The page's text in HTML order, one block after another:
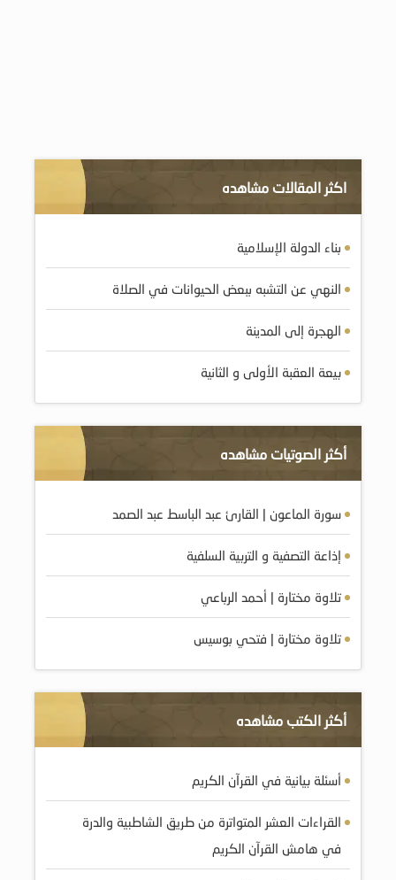
اكثر المقالات مشاهده
بناء الدولة الإسلامية
النهي عن التشبه ببعض الحيوانات في الصلاة
الهجرة إلى المدينة
بيعة العقبة الأولى و الثانية
أكثر الصوتيات مشاهده
سورة الماعون | القارئ عبد الباسط عبد الصمد
إذاعة التصفية و التربية السلفية
تلاوة مختارة | أحمد الرباعي
تلاوة مختارة | فتحي بوسيس
أكثر الكتب مشاهده
أسئلة بيانية في القرآن الكريم
القراءات العشر المتواترة من طريق الشاطبية والدرة
في هامش القرآن الكريم